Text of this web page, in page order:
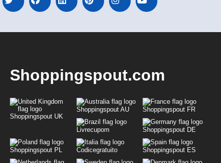
Shoppingspout.com
Shoppingspout UK
Shoppingspout AU Shoppingspout FR
Livrecupom Shoppingspout DE
Shoppingspout PL Codicegratuito Shoppingspout ES